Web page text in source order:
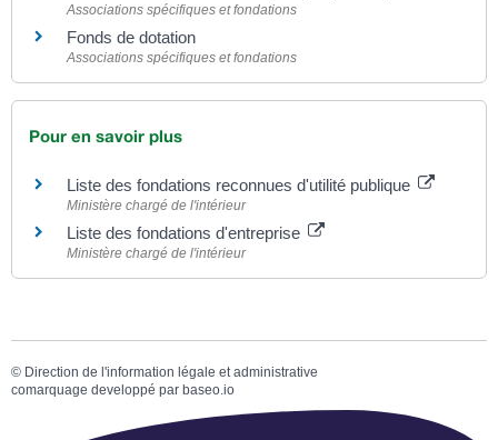
Associations spécifiques et fondations
Fonds de dotation
Associations spécifiques et fondations
Pour en savoir plus
Liste des fondations reconnues d'utilité publique
Ministère chargé de l'intérieur
Liste des fondations d'entreprise
Ministère chargé de l'intérieur
© Direction de l'information légale et administrative
comarquage developpé par baseo.io